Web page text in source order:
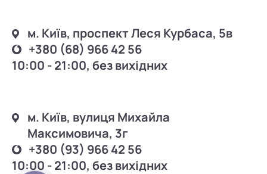
м. Київ, проспект Леся Курбаса, 5в
+380 (68) 966 42 56
10:00 - 21:00, без вихідних
м. Київ, вулиця Михайла
Максимовича, 3г
+380 (93) 966 42 56
10:00 - 21:00, без вихідних